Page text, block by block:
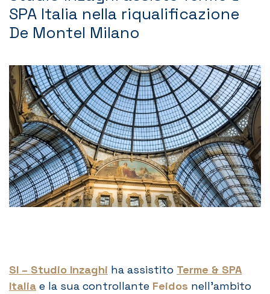
Contatti
SPA Italia nella riqualificazione
De Montel Milano
SI – Studio Inzaghi ha assistito Terme & SPA
Italia e la sua controllante Feidos nell’ambito